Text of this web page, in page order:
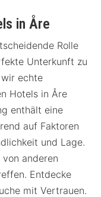
in Åre
Rolle
Unterkunft zu
echte
Hotels in Åre
enthält eine
auf Faktoren
und Lage.
anderen
Entdecke
mit Vertrauen.